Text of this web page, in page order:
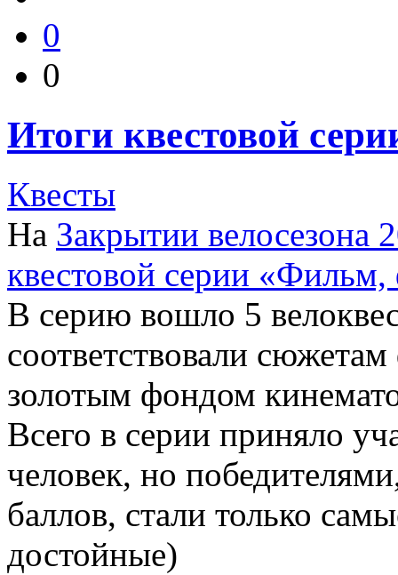
0
0
Итоги квестовой
Квесты
На Закрытии велосезона
квестовой серии
В серию вошло 5
соответствовали
золотым фондом
Всего в серии приняло
человек, но
баллов, стали только
достойные)